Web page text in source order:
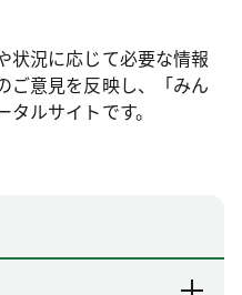
状況に応じて必要な情報
ご意見を反映し、「みん
ルサイトです。